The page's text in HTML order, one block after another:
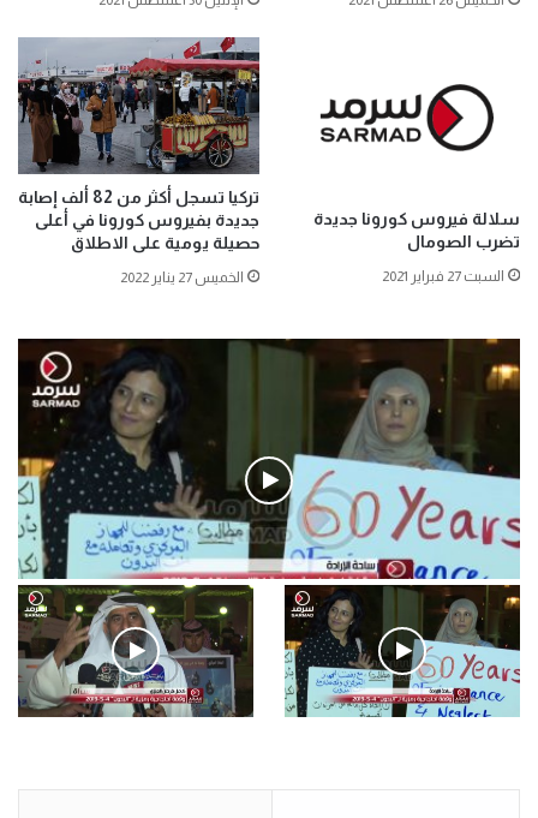
سلالة فيروس كورونا جديدة
تضرب الصومال
السبت 27 فبراير 2021
تركيا تسجل أكثر من 82 ألف إصابة
جديدة بفيروس كورونا في أعلى
حصيلة يومية على الاطلاق
الخميس 27 يناير 2022
فيديو
.وقفة احتجاجية رمزية لـ”#البدون” في ساحة الإرادة 4-5-2019.
الأحد 5 مايو 2019
5-2019.
نبيع مخدرات يعني ولا خمر؟!.